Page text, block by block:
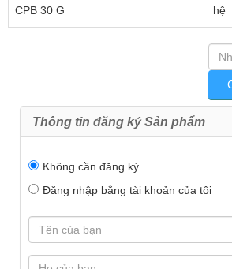
CPB 30 G
hệ
Thông tin đăng ký Sản phẩm
Không cần đăng ký
Đăng nhập bằng tài khoản của tôi